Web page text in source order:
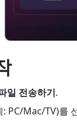
일 전송하기.
PC/Mac/TV)를